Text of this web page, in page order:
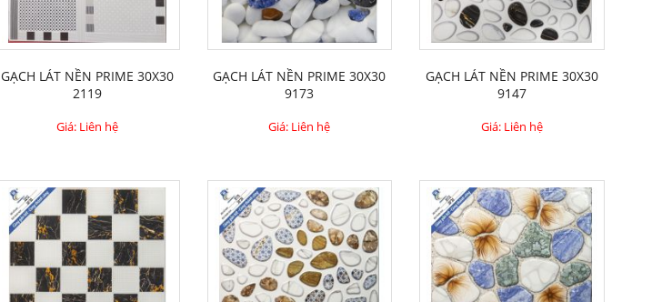
GẠCH LÁT NỀN PRIME 30X30
2119
Giá: Liên hệ
GẠCH LÁT NỀN PRIME 30X30
9173
Giá: Liên hệ
GẠCH LÁT NỀN PRIME 30X30
9147
Giá: Liên hệ